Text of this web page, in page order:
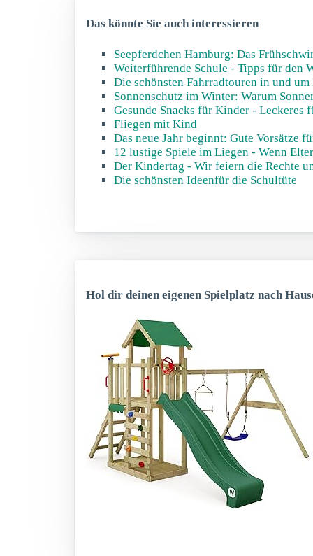
Das könnte Sie auch interessieren
Seepferdchen Hamburg: Das
Weiterführende Schule - Tipps für den
Die schönsten Fahrradtouren in und
Sonnenschutz im Winter: Warum
Gesunde Snacks für Kinder - Leckeres
Fliegen mit Kind
Das neue Jahr beginnt: Gute Vorsätze
12 lustige Spiele im Liegen - Wenn
Der Kindertag - Wir feiern die Rechte
Die schönsten Ideenfür die Schultüte
Hol dir deinen eigenen Spielplatz nach